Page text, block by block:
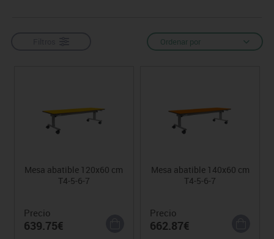
Ordenar por
Mesa abatible 120x60 cm
T4-5-6-7
Precio
639.75€
Mesa abatible 140x60 cm
T4-5-6-7
Precio
662.87€